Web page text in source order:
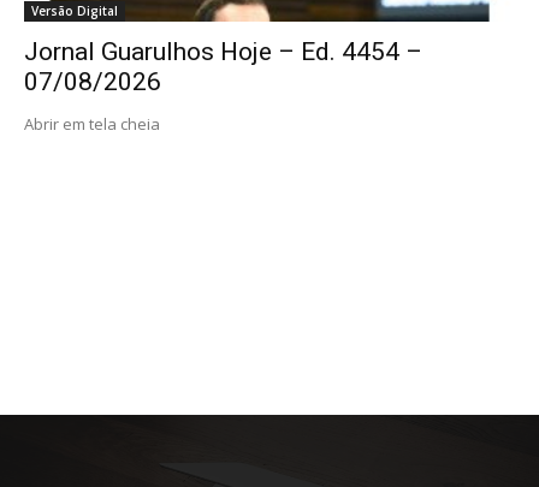
Versão Digital
Jornal Guarulhos Hoje – Ed. 4454 –
07/08/2026
Abrir em tela cheia